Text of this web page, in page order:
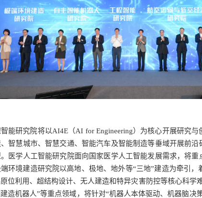
能研究院将以AI4E（AI for Engineering）为核心开展研究
智慧城市、智慧交通、智能汽车及智能制造等垂域开展前
医学人工智能研究院面向国家医学人工智能发展需求，将
环境建造研究院以高地、极地、地外等“三地”建造为牵引
位利用、超结构设计、无人建造和特异灾害防控等核心科学
造机器人”等重点领域，将针对“机器人本体驱动、机器脑决